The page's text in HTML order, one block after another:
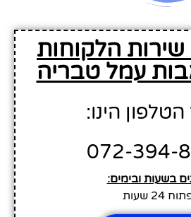
הלקוחות
עמל טבריה
הינו:
072-394-
בשעות ובימים:
24 שעות